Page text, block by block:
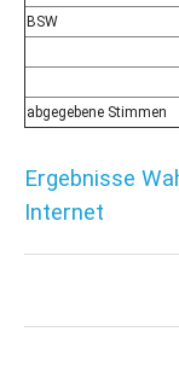
BSW
abgegebene Stimmen
Ergebnisse
Internet